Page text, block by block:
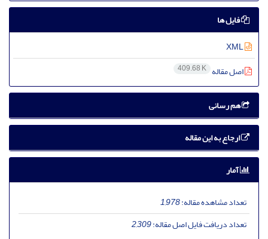
فایل ها
اصل مقاله 409.68 K
هم رسانی
ارجاع به این مقاله
آمار
تعداد مشاهده مقاله:1,978
تعداد دریافت فایل اصل مقاله:2,309